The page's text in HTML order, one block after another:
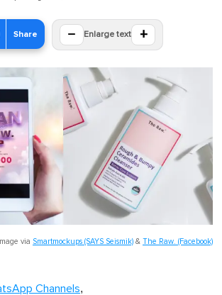
Share − Enlarge text +
via Smartmockups (SAYS Seismik) & The Raw. (Facebook)
Channels,